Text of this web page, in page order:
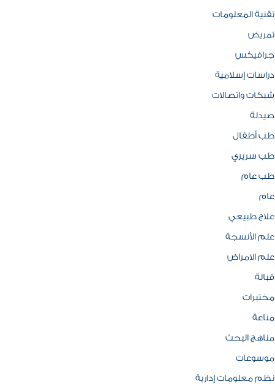
تقنية المعلومات
تمريض
جرافيكس
دراسات إسلامية
شبكات واتصالات
صيدلة
طب أطفال
طب سريري
طب عام
عام
علاج طبيعي
علم الأنسجة
علم الامراض
قبالة
مختبرات
مناعة
مناهج البحث
موسوعات
نظم معلومات إدارية